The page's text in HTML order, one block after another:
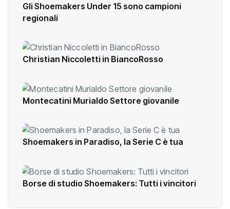
Gli Shoemakers Under 15 sono campioni
regionali
Christian Niccoletti in BiancoRosso
Montecatini Murialdo Settore giovanile
Shoemakers in Paradiso, la Serie C è tua
Borse di studio Shoemakers: Tutti i vincitori